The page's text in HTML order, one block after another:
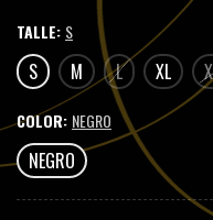
TALLE: S
S M L XL
COLOR: NEGRO
NEGRO